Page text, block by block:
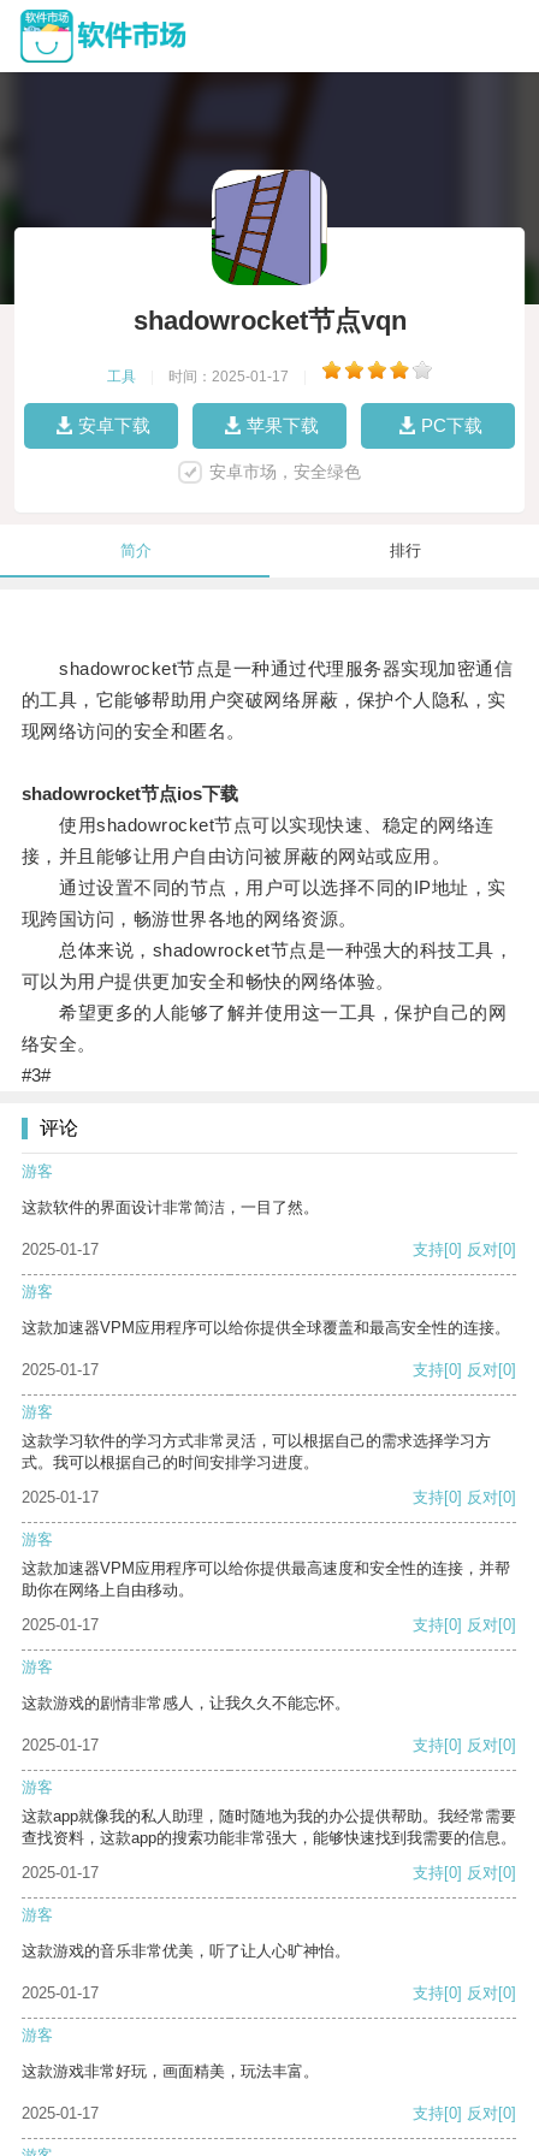
shadowrocket节点vqn
工具 时间：2025-01-17
安卓下载 苹果下载 PC下载
安卓市场，安全绿色
简介 排行
shadowrocket节点是一种通过代理服务器实现加密通信
的工具，它能够帮助用户突破网络屏蔽，保护个人隐私，实
现网络访问的安全和匿名。
shadowrocket节点ios下载
使用shadowrocket节点可以实现快速、稳定的网络连
接，并且能够让用户自由访问被屏蔽的网站或应用。
通过设置不同的节点，用户可以选择不同的IP地址，实
现跨国访问，畅游世界各地的网络资源。
总体来说，shadowrocket节点是一种强大的科技工具，
可以为用户提供更加安全和畅快的网络体验。
希望更多的人能够了解并使用这一工具，保护自己的网
络安全。
#3#
评论
游客
这款软件的界面设计非常简洁，一目了然。
2025-01-17 支持[0] 反对[0]
游客
这款加速器VPM应用程序可以给你提供全球覆盖和最高安全性的连接。
2025-01-17 支持[0] 反对[0]
游客
这款学习软件的学习方式非常灵活，可以根据自己的需求选择学习方
式。我可以根据自己的时间安排学习进度。
2025-01-17
支持[0] 反对[0]
游客
这款加速器VPM应用程序可以给你提供最高速度和安全性的连接，并帮
助你在网络上自由移动。
2025-01-17
支持[0] 反对[0]
游客
这款游戏的剧情非常感人，让我久久不能忘怀。
2025-01-17 支持[0] 反对[0]
游客
这款app就像我的私人助理，随时随地为我的办公提供帮助。我经常需要
查找资料，这款app的搜索功能非常强大，能够快速找到我需要的信息。
2025-01-17
支持[0] 反对[0]
游客
这款游戏的音乐非常优美，听了让人心旷神怡。
2025-01-17 支持[0] 反对[0]
游客
这款游戏非常好玩，画面精美，玩法丰富。
2025-01-17 支持[0] 反对[0]